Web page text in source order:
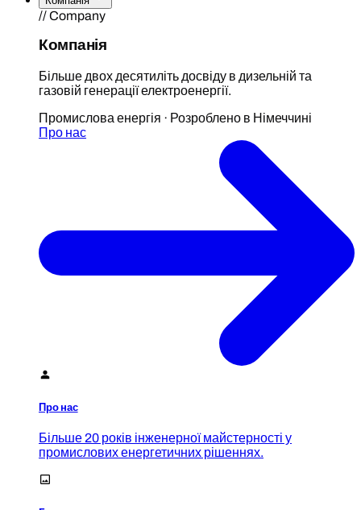
// Company
Компанія
Більше двох десятиліть досвіду в дизельній та
газовій генерації електроенергії.
Промислова енергія · Розроблено в Німеччині
Про нас
Про нас
Більше 20 років інженерної майстерності у
промислових енергетичних рішеннях.